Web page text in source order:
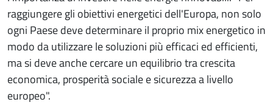
raggiungere gli obiettivi energetici dell'Europa, non solo
ogni Paese deve determinare il proprio mix energetico in
modo da utilizzare le soluzioni più efficaci ed efficienti,
ma si deve anche cercare un equilibrio tra crescita
economica, prosperità sociale e sicurezza a livello
europeo".